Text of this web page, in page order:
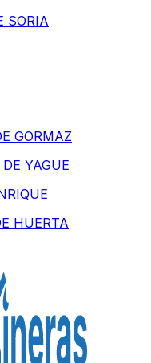
SORIA
GORMAZ
YAGUE
HUERTA